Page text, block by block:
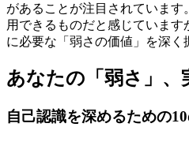
があることが注目されていま
用できるものだと感じていま
に必要な「弱さの価値」を深く
あなたの「弱さ」、
自己認識を深めるための